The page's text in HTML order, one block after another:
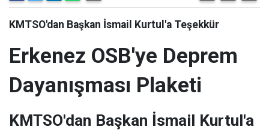
KMTSO'dan Başkan İsmail Kurtul'a Teşekkür
Erkenez OSB'ye Deprem
Dayanışması Plaketi
KMTSO'dan Başkan İsmail Kurtul'a